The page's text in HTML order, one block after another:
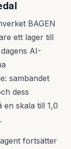
BAGEN
ett lager till
AI-
sambandet
dess
en skala till 1,0
fortsätter